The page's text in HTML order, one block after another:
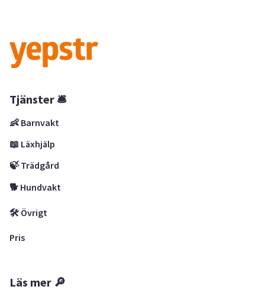
Tjänster 🛎
👶 Barnvakt
📖 Läxhjälp
🍃 Trädgård
🐕 Hundvakt
🛠 Övrigt
Pris
Läs mer 🔎